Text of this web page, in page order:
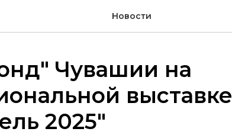
Новости
Чувашии на
выставке
2025"